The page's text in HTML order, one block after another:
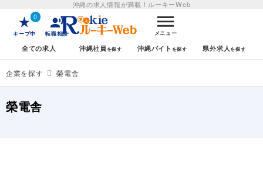
沖縄の求人情報が満載！ ルーキーWeb
0
キープ中 転職相談 メニュー
全ての求人 沖縄社員 沖縄バイト 県外求人
企業を探す 榮電舎
榮電舎